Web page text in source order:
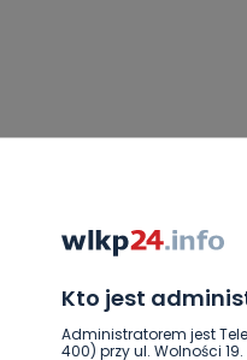
Kto jest
Administratorem jest
400) przy ul. Wolności 19.